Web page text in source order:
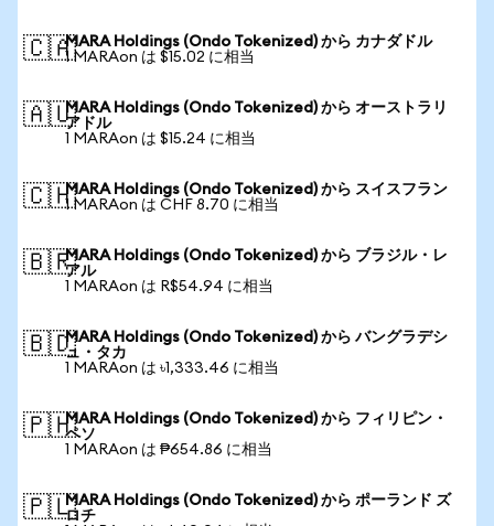
🇨🇦MARA Holdings (Ondo Tokenized) から カナダドル
1 MARAon は $15.02 に相当
🇦🇺MARA Holdings (Ondo Tokenized) から オーストラリ
アドル
1 MARAon は $15.24 に相当
🇨🇭MARA Holdings (Ondo Tokenized) から スイスフラン
1 MARAon は CHF 8.70 に相当
🇧🇷MARA Holdings (Ondo Tokenized) から ブラジル・レ
アル
1 MARAon は R$54.94 に相当
🇧🇩MARA Holdings (Ondo Tokenized) から バングラデシ
ュ・タカ
1 MARAon は ৳1,333.46 に相当
🇵🇭MARA Holdings (Ondo Tokenized) から フィリピン・
ペソ
1 MARAon は ₱654.86 に相当
🇵🇱MARA Holdings (Ondo Tokenized) から ポーランド ズ
ロチ